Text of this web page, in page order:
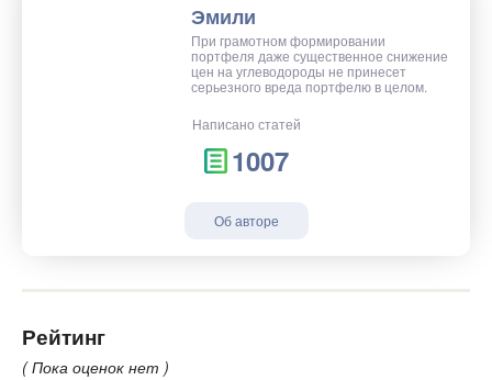
Эмили
При грамотном формировании
портфеля даже существенное снижение
цен на углеводороды не принесет
серьезного вреда портфелю в целом.
Написано статей
1007
Об авторе
Рейтинг
( Пока оценок нет )